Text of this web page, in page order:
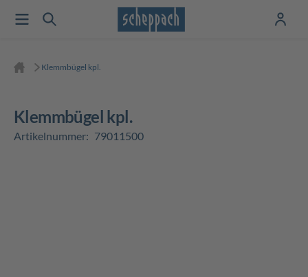
Klemmbügel kpl.
Klemmbügel kpl.
Artikelnummer: 79011500